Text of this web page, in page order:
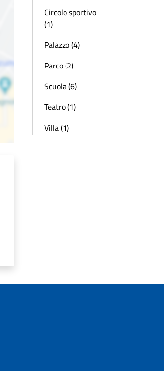
Circolo sportivo
(1)
Palazzo (4)
Parco (2)
Scuola (6)
Teatro (1)
Villa (1)